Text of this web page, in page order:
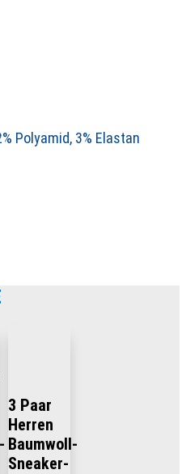
Polyamid, 3% Elastan
3 Paar
Herren
Baumwoll-
Sneaker-